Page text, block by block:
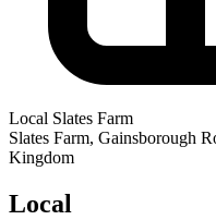
Local Slates Farm
Slates Farm, Gainsborough
Kingdom
Local